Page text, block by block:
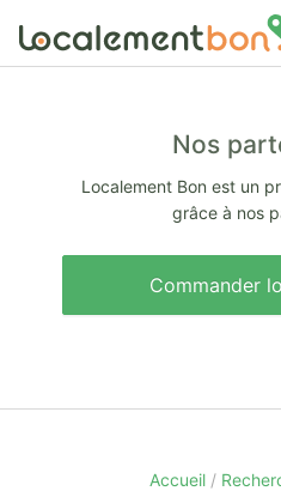
Nos
Localement Bon est un
grâce à nos
Commander
Accueil